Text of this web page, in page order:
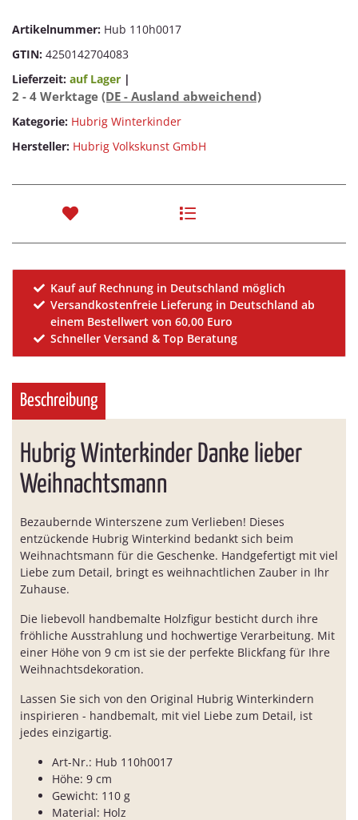
Artikelnummer: Hub 110h0017
GTIN: 4250142704083
Lieferzeit: auf Lager |
2 - 4 Werktage (DE - Ausland abweichend)
Kategorie: Hubrig Winterkinder
Hersteller: Hubrig Volkskunst GmbH
Kauf auf Rechnung in Deutschland möglich
Versandkostenfreie Lieferung in Deutschland ab
einem Bestellwert von 60,00 Euro
Schneller Versand & Top Beratung
Beschreibung
Hubrig Winterkinder Danke lieber
Weihnachtsmann
Bezaubernde Winterszene zum Verlieben! Dieses
entzückende Hubrig Winterkind bedankt sich beim
Weihnachtsmann für die Geschenke. Handgefertigt mit viel
Liebe zum Detail, bringt es weihnachtlichen Zauber in Ihr
Zuhause.
Die liebevoll handbemalte Holzfigur besticht durch ihre
fröhliche Ausstrahlung und hochwertige Verarbeitung. Mit
einer Höhe von 9 cm ist sie der perfekte Blickfang für Ihre
Weihnachtsdekoration.
Lassen Sie sich von den Original Hubrig Winterkindern
inspirieren - handbemalt, mit viel Liebe zum Detail, ist
jedes einzigartig.
Art-Nr.: Hub 110h0017
Höhe: 9 cm
Gewicht: 110 g
Material: Holz